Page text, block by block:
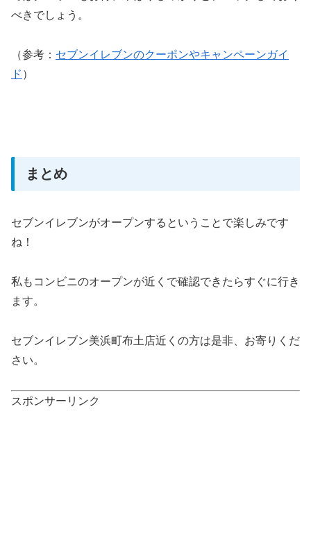
べきでしょう。
（参考： セブンイレブンのクーポンやキャンペーンガイ
ド ）
まとめ
セブンイレブンがオープンするということで楽しみです
ね！
私もコンビニのオープンが近くで確認できたらすぐに行き
ます。
セブンイレブン美浜町布土店近くの方は是非、お寄りくだ
さい。
スポンサーリンク